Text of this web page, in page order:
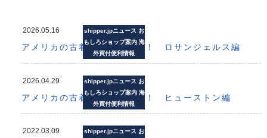
アメリカの古着倉庫で仕入れ！ ロサンジェルス編
2026.05.16 shipper.jpニュース お
もしろショップ案内 海
外買付便利情報
アメリカの古着倉庫で仕入れ！ ヒューストン編
2026.04.29 shipper.jpニュース お
もしろショップ案内 海
外買付便利情報
2022.03.09 shipper.jpニュース お